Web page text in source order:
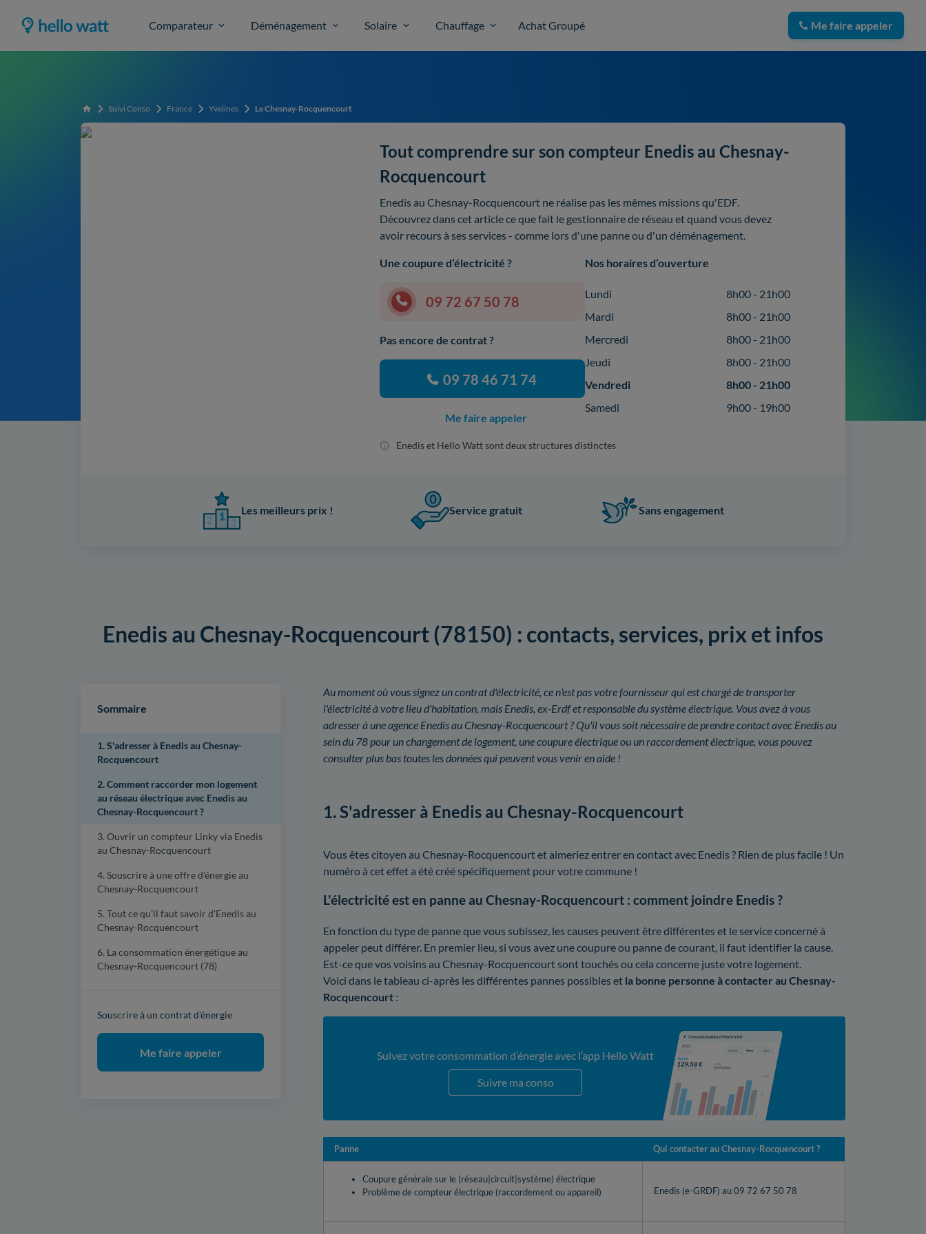
Comparateur Déménagement Solaire Chauffage Achat Groupé Me faire appeler
Accueil Suivi Conso France Yvelines Le Chesnay-Rocquencourt
Tout comprendre sur son compteur Enedis au Chesnay-
Rocquencourt
Enedis au Chesnay-Rocquencourt ne réalise pas les mêmes missions qu'EDF.
Découvrez dans cet article ce que fait le gestionnaire de réseau et quand vous devez
avoir recours à ses services - comme lors d'une panne ou d'un déménagement.
Une coupure d’électricité ?
09 72 67 50 78
Pas encore de contrat ?
09 78 46 71 74
Me faire appeler
Nos horaires d’ouverture
Lundi
8h00 - 21h00
Mardi
8h00 - 21h00
Mercredi
8h00 - 21h00
Jeudi
8h00 - 21h00
Vendredi
8h00 - 21h00
Samedi
9h00 - 19h00
Enedis et Hello Watt sont deux structures distinctes
Les meilleurs prix ! Service gratuit Sans engagement
Enedis au Chesnay-Rocquencourt (78150) : contacts, services, prix et infos
Sommaire
1. S'adresser à Enedis au Chesnay-
Rocquencourt
2. Comment raccorder mon logement
au réseau électrique avec Enedis au
Chesnay-Rocquencourt ?
3. Ouvrir un compteur Linky via Enedis
au Chesnay-Rocquencourt
4. Souscrire à une offre d'énergie au
Chesnay-Rocquencourt
5. Tout ce qu'il faut savoir d'Enedis au
Chesnay-Rocquencourt
6. La consommation énergétique au
Chesnay-Rocquencourt (78)
Souscrire à un contrat d'énergie
Me faire appeler
Au moment où vous signez un contrat d'électricité, ce n'est pas votre fournisseur qui est chargé de transporter
l'électricité à votre lieu d'habitation, mais Enedis, ex-Erdf et responsable du système électrique. Vous avez à vous
adresser à une agence Enedis au Chesnay-Rocquencourt ? Qu'il vous soit nécessaire de prendre contact avec Enedis au
sein du 78 pour un changement de logement, une coupure électrique ou un raccordement électrique, vous pouvez
consulter plus bas toutes les données qui peuvent vous venir en aide !
1. S'adresser à Enedis au Chesnay-Rocquencourt
Vous êtes citoyen au Chesnay-Rocquencourt et aimeriez entrer en contact avec Enedis ? Rien de plus facile ! Un
numéro à cet effet a été créé spécifiquement pour votre commune !
L'électricité est en panne au Chesnay-Rocquencourt : comment joindre Enedis ?
En fonction du type de panne que vous subissez, les causes peuvent être différentes et le service concerné à
appeler peut différer. En premier lieu, si vous avez une coupure ou panne de courant, il faut identifier la cause.
Est-ce que vos voisins au Chesnay-Rocquencourt sont touchés ou cela concerne juste votre logement.
Voici dans le tableau ci-après les différentes pannes possibles et la bonne personne à contacter au Chesnay-
Rocquencourt :
Suivez votre consommation d’énergie avec l’app Hello Watt
Suivre ma conso
Panne Qui contacter au Chesnay-Rocquencourt ?
Coupure générale sur le (réseau|circuit|système) électrique
Problème de compteur électrique (raccordement ou appareil)
Enedis (e-GRDF) au 09 72 67 50 78